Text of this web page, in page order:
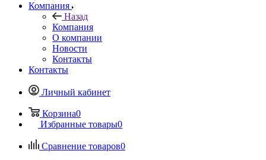
Компания
Назад
Компания
О компании
Новости
Контакты
Контакты
Личный кабинет
Корзина0
Избранные товары0
Сравнение товаров0